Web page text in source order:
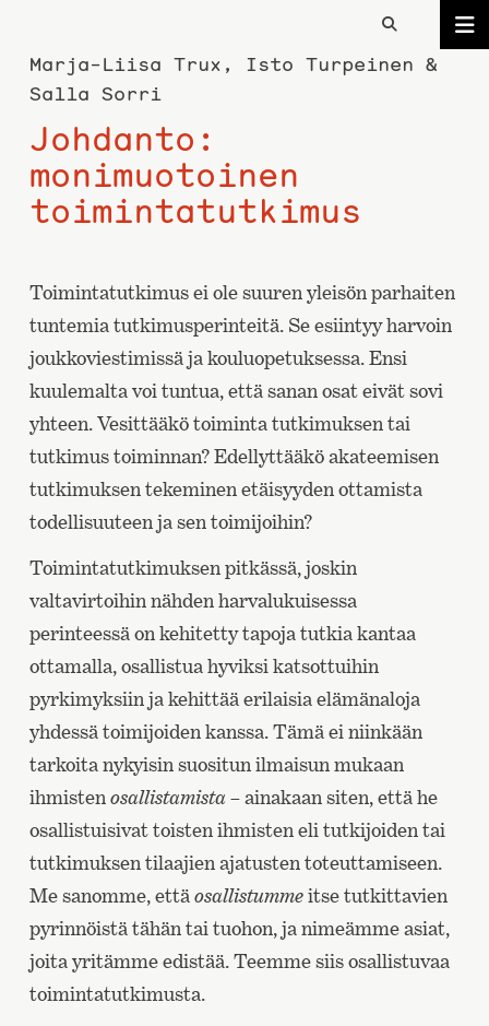
Marja-Liisa Trux, Isto Turpeinen &
Salla Sorri
Johdanto:
monimuotoinen
toimintatutkimus
Toimintatutkimus ei ole suuren yleisön parhaiten
tuntemia tutkimusperinteitä. Se esiintyy harvoin
joukkoviestimissä ja kouluopetuksessa. Ensi
kuulemalta voi tuntua, että sanan osat eivät sovi
yhteen. Vesittääkö toiminta tutkimuksen tai
tutkimus toiminnan? Edellyttääkö akateemisen
tutkimuksen tekeminen etäisyyden ottamista
todellisuuteen ja sen toimijoihin?
Toimintatutkimuksen pitkässä, joskin
valtavirtoihin nähden harvalukuisessa
perinteessä on kehitetty tapoja tutkia kantaa
ottamalla, osallistua hyviksi katsottuihin
pyrkimyksiin ja kehittää erilaisia elämänaloja
yhdessä toimijoiden kanssa. Tämä ei niinkään
tarkoita nykyisin suositun ilmaisun mukaan
ihmisten osallistamista– ainakaan siten, että he
osallistuisivat toisten ihmisten eli tutkijoiden tai
tutkimuksen tilaajien ajatusten toteuttamiseen.
Me sanomme, että osallistummeitse tutkittavien
pyrinnöistä tähän tai tuohon, ja nimeämme asiat,
joita yritämme edistää. Teemme siis osallistuvaa
toimintatutkimusta.